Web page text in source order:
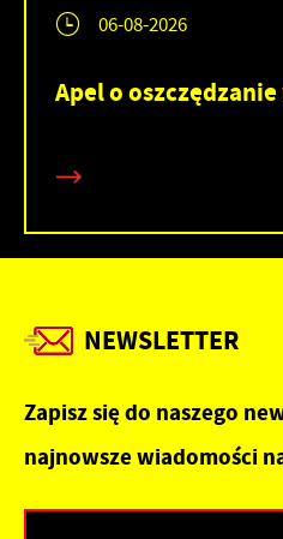
06-08-2026
Apel o
NEWSLETTER
Zapisz się do naszego
najnowsze wiadomości